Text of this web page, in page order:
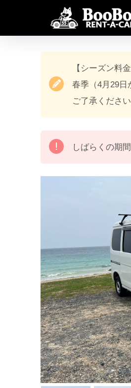
【シーズン料
春季（4月29日
ご了承ください
しばらくの期